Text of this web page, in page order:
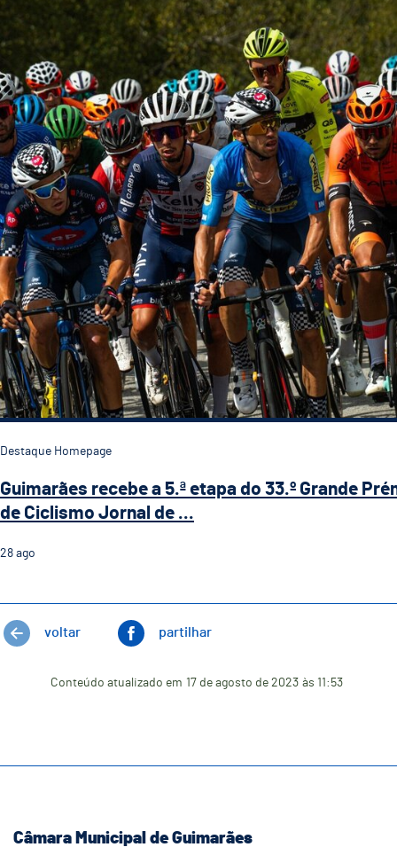
Destaque Homepage
Guimarães recebe a 5.ª etapa do 33.º Grande
de Ciclismo Jornal de ...
28 ago
voltar partilhar
Conteúdo atualizado em 17 de agosto de 2023 às 11:53
Câmara Municipal de Guimarães